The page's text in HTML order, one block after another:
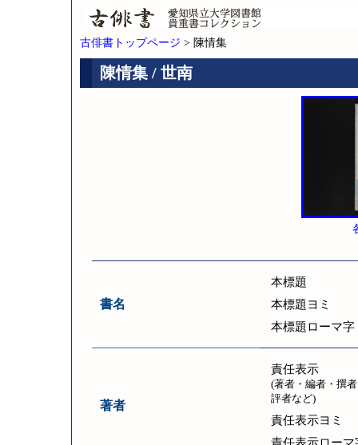
古俳書トップページ > 陳情集
陳情集 / 世南
書名
本標題
本標題ヨミ
本標題ローマ字
著者
責任表示
(著者・編者・撰
評者など)
責任表示ヨミ